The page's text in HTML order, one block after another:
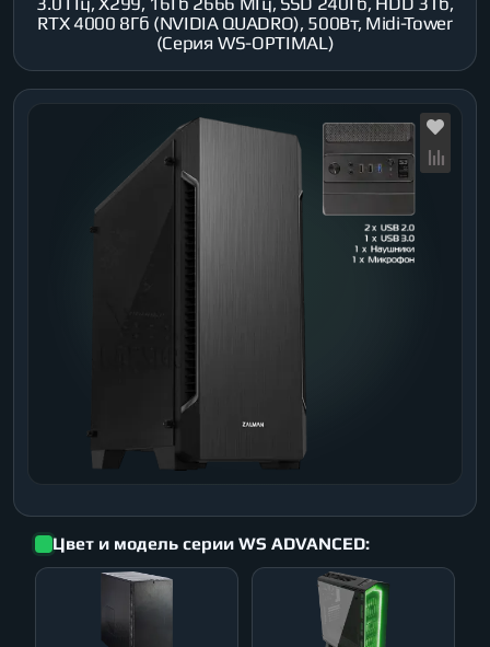
RTX 4000 8Гб (NVIDIA QUADRO), 500Вт, Midi-Tower
(Серия WS-OPTIMAL)
Цвет и модель серии WS ADVANCED: